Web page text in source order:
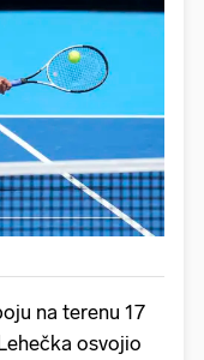
na terenu 17
osvojio